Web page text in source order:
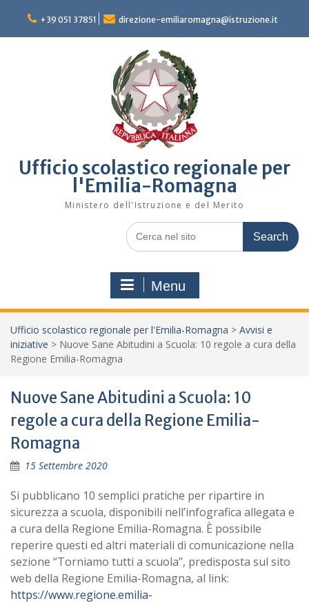
content
+39 051 37851 direzione-emiliaromagna@istruzione.it
Ufficio scolastico regionale per
l'Emilia-Romagna
Ministero dell'Istruzione e del Merito
Search
for:
Menu
Ufficio scolastico regionale per l'Emilia-Romagna > Avvisi e
iniziative > Nuove Sane Abitudini a Scuola: 10 regole a cura della
Regione Emilia-Romagna
Nuove Sane Abitudini a Scuola: 10
regole a cura della Regione Emilia-
Romagna
15 Settembre 2020
Si pubblicano 10 semplici pratiche per ripartire in
sicurezza a scuola, disponibili nell’infografica allegata e
a cura della Regione Emilia-Romagna. È possibile
reperire questi ed altri materiali di comunicazione nella
sezione “Torniamo tutti a scuola”, predisposta sul sito
web della Regione Emilia-Romagna, al link:
https://www.regione.emilia-